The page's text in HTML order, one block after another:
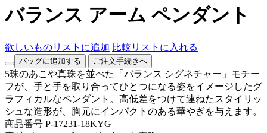
バランス アーム ペンダント
欲しいものリストに追加 比較リストに入れる
バッグに追加する ご注文手続きへ
5珠のあこや真珠を並べた「バランス シグネチャー」モチー
フが、手と手を取り合ってひとつになる姿をイメージしたグ
ラフィカルなペンダント。高低差をつけて連ねたスタイリッ
シュな造形が、胸元にインパクトのある華やぎを与えます。
商品番号 P-17231-18KYG